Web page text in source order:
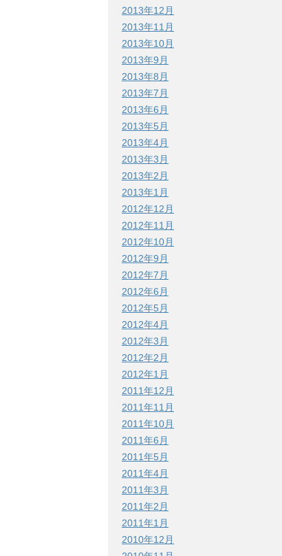
2013年12月
2013年11月
2013年10月
2013年9月
2013年8月
2013年7月
2013年6月
2013年5月
2013年4月
2013年3月
2013年2月
2013年1月
2012年12月
2012年11月
2012年10月
2012年9月
2012年7月
2012年6月
2012年5月
2012年4月
2012年3月
2012年2月
2012年1月
2011年12月
2011年11月
2011年10月
2011年6月
2011年5月
2011年4月
2011年3月
2011年2月
2011年1月
2010年12月